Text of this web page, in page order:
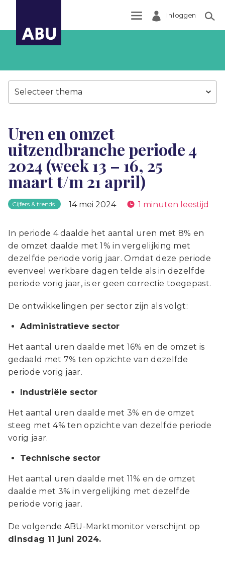
Inloggen
Selecteer thema
Uren en omzet
uitzendbranche periode 4
2024 (week 13 – 16, 25
maart t/m 21 april)
Cijfers & trends 14 mei 2024 1 minuten leestijd
In periode 4 daalde het aantal uren met 8% en
de omzet daalde met 1% in vergelijking met
dezelfde periode vorig jaar. Omdat deze periode
evenveel werkbare dagen telde als in dezelfde
periode vorig jaar, is er geen correctie toegepast.
De ontwikkelingen per sector zijn als volgt:
Administratieve sector
Het aantal uren daalde met 16% en de omzet is
gedaald met 7% ten opzichte van dezelfde
periode vorig jaar.
Industriële sector
Het aantal uren daalde met 3% en de omzet
steeg met 4% ten opzichte van dezelfde periode
vorig jaar.
Technische sector
Het aantal uren daalde met 11% en de omzet
daalde met 3% in vergelijking met dezelfde
periode vorig jaar.
De volgende ABU-Marktmonitor verschijnt op
dinsdag 11 juni 2024.